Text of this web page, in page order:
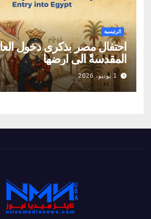
الرئيسية
احتفال مصر بذكرى دخول
المقدسةً الى ارضها
1 يونيو، 2026